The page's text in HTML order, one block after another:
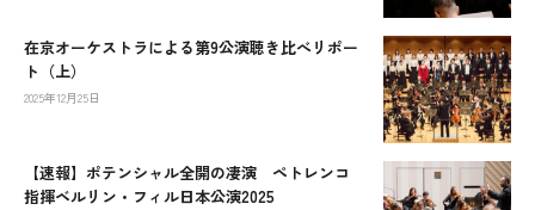
在京オーケストラによる第9公演聴き比べリポー
ト（上）
2025年12月25日
【速報】ポテンシャル全開の凄演 ペトレンコ
指揮ベルリン・フィル日本公演2025